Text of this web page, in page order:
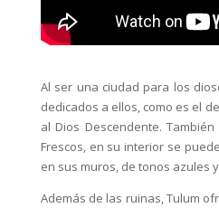
Al ser una ciudad para los
dedicados a ellos, como es el
al Dios Descendente.
Frescos, en su interior se
en sus muros, de tonos azules
Además de las ruinas, Tulum